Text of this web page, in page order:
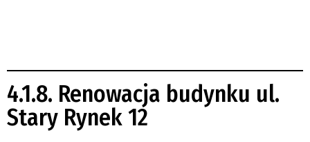
4.1.8. Renowacja budynku ul.
Stary Rynek 12